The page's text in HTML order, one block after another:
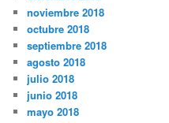
noviembre 2018
octubre 2018
septiembre 2018
agosto 2018
julio 2018
junio 2018
mayo 2018